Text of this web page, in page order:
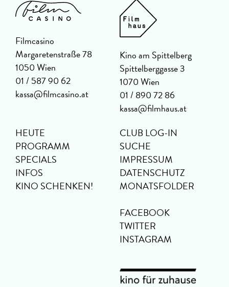
Filmcasino
Margaretenstraße 78
1050 Wien
01 / 587 90 62
kassa@filmcasino.at
Kino am Spittelberg
Spittelberggasse 3
1070 Wien
01 / 890 72 86
kassa@filmhaus.at
HEUTE
PROGRAMM
SPECIALS
INFOS
KINO SCHENKEN!
CLUB LOG-IN
SUCHE
IMPRESSUM
DATENSCHUTZ
MONATSFOLDER
FACEBOOK
TWITTER
INSTAGRAM